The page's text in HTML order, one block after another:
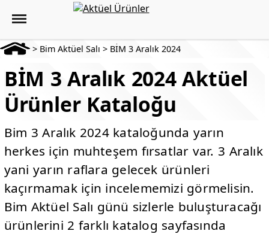
> Bim Aktüel Salı > BİM 3 Aralık 2024
BİM 3 Aralık 2024 Aktüel
Ürünler Kataloğu
Bim 3 Aralık 2024 kataloğunda yarın
herkes için muhteşem fırsatlar var. 3 Aralık
yani yarın raflara gelecek ürünleri
kaçırmamak için incelememizi görmelisin.
Bim Aktüel Salı günü sizlerle buluşturacağı
ürünlerini 2 farklı katalog sayfasında